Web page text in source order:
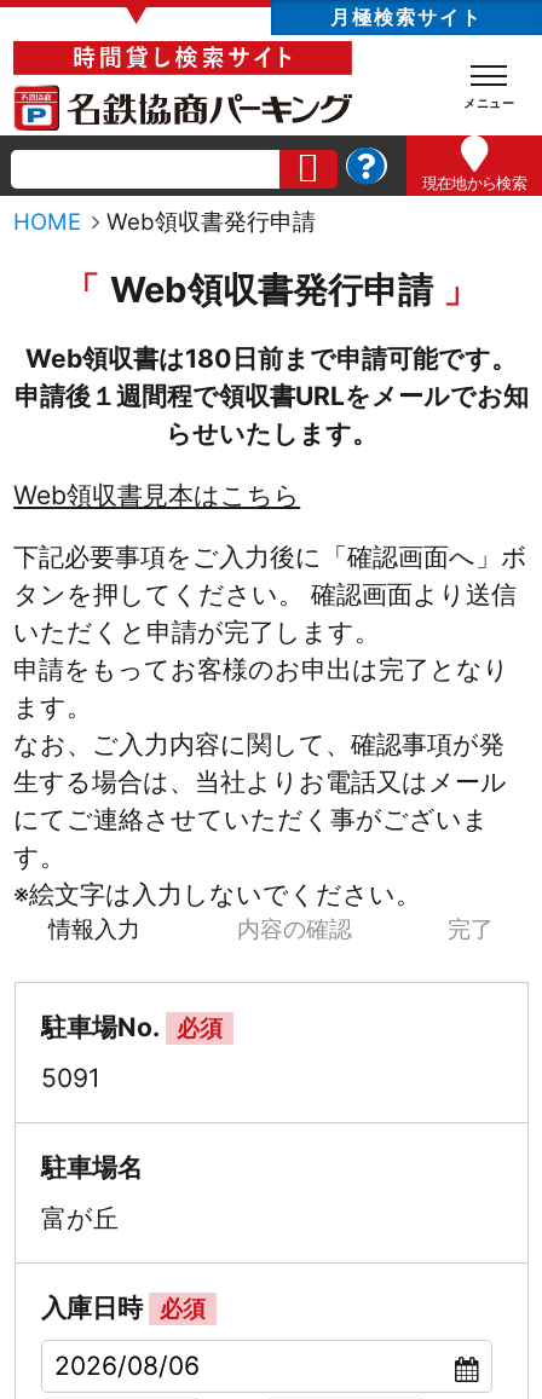
▼ 月極検索サイト
現在地から検索
HOME Web領収書発行申請
Web領収書発行申請
Web領収書は180日前まで申請可能です。
申請後１週間程で領収書URLをメールでお知
らせいたします。
Web領収書見本はこちら
下記必要事項をご入力後に「確認画面へ」ボ
タンを押してください。 確認画面より送信
いただくと申請が完了します。
申請をもってお客様のお申出は完了となり
ます。
なお、ご入力内容に関して、確認事項が発
生する場合は、当社よりお電話又はメール
にてご連絡させていただく事がございま
す。
※絵文字は入力しないでください。
情報入力 内容の確認 完了
駐車場No. 必須
5091
駐車場名
富が丘
入庫日時 必須